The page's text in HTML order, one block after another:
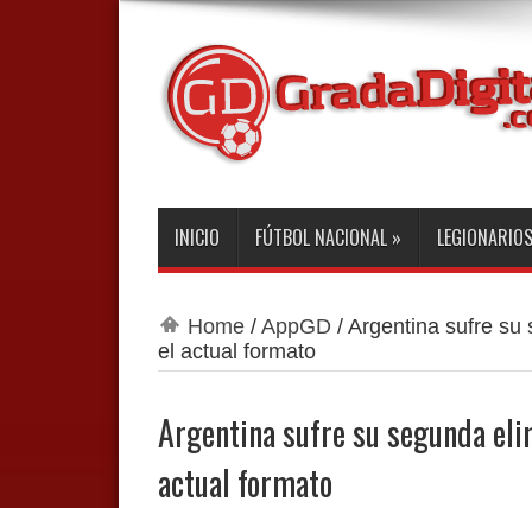
INICIO FÚTBOL NACIONAL » LEGIONARIOS
Home/ AppGD / Argentina sufre su
el actual formato
Argentina sufre su segunda
actual formato